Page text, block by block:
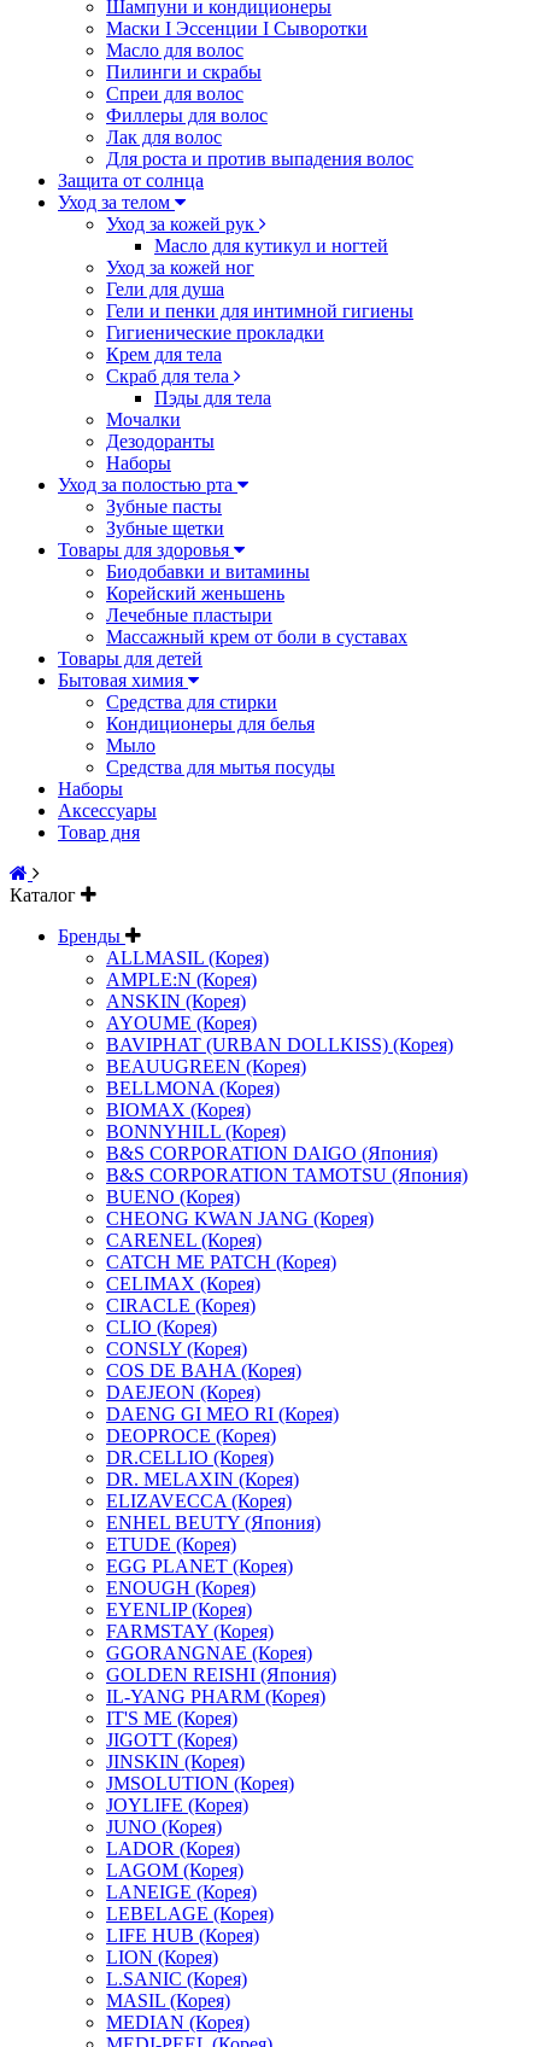
Шампуни и кондиционеры
Маски I Эссенции I Сыворотки
Масло для волос
Пилинги и скрабы
Спреи для волос
Филлеры для волос
Лак для волос
Для роста и против выпадения волос
Защита от солнца
Уход за телом
Уход за кожей рук
Масло для кутикул и ногтей
Уход за кожей ног
Гели для душа
Гели и пенки для интимной гигиены
Гигиенические прокладки
Крем для тела
Скраб для тела
Пэды для тела
Мочалки
Дезодоранты
Наборы
Уход за полостью рта
Зубные пасты
Зубные щетки
Товары для здоровья
Биодобавки и витамины
Корейский женьшень
Лечебные пластыри
Массажный крем от боли в суставах
Товары для детей
Бытовая химия
Средства для стирки
Кондиционеры для белья
Мыло
Средства для мытья посуды
Наборы
Аксессуары
Товар дня
Каталог
Бренды
ALLMASIL (Корея)
AMPLE:N (Корея)
ANSKIN (Корея)
AYOUME (Корея)
BAVIPHAT (URBAN DOLLKISS) (Корея)
BEAUUGREEN (Корея)
BELLMONA (Корея)
BIOMAX (Корея)
BONNYHILL (Корея)
B&S CORPORATION DAIGO (Япония)
B&S CORPORATION TAMOTSU (Япония)
BUENO (Корея)
CHEONG KWAN JANG (Корея)
CARENEL (Корея)
CATCH ME PATCH (Корея)
CELIMAX (Корея)
CIRACLE (Корея)
CLIO (Корея)
CONSLY (Корея)
COS DE BAHA (Корея)
DAEJEON (Корея)
DAENG GI MEO RI (Корея)
DEOPROCE (Корея)
DR.CELLIO (Корея)
DR. MELAXIN (Корея)
ELIZAVECCA (Корея)
ENHEL BEUTY (Япония)
ETUDE (Корея)
EGG PLANET (Корея)
ENOUGH (Корея)
EYENLIP (Корея)
FARMSTAY (Корея)
GGORANGNAE (Корея)
GOLDEN REISHI (Япония)
IL-YANG PHARM (Корея)
IT'S ME (Корея)
JIGOTT (Корея)
JINSKIN (Корея)
JMSOLUTION (Корея)
JOYLIFE (Корея)
JUNO (Корея)
LADOR (Корея)
LAGOM (Корея)
LANEIGE (Корея)
LEBELAGE (Корея)
LIFE HUB (Корея)
LION (Корея)
L.SANIC (Корея)
MASIL (Корея)
MEDIAN (Корея)